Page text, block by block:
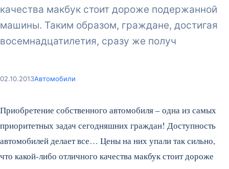
качества макбук стоит дороже подержанной
машины. Таким образом, граждане, достигая
восемнадцатилетия, сразу же получ
02.10.2013Автомобили
Приобретение собственного автомобиля – одна из самых
приоритетных задач сегодняшних граждан! Доступность
автомобилей делает все… Цены на них упали так сильно,
что какой-либо отличного качества макбук стоит дороже